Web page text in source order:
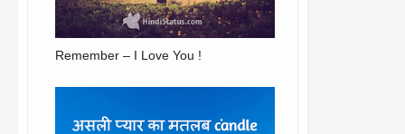
Remember – I Love You !